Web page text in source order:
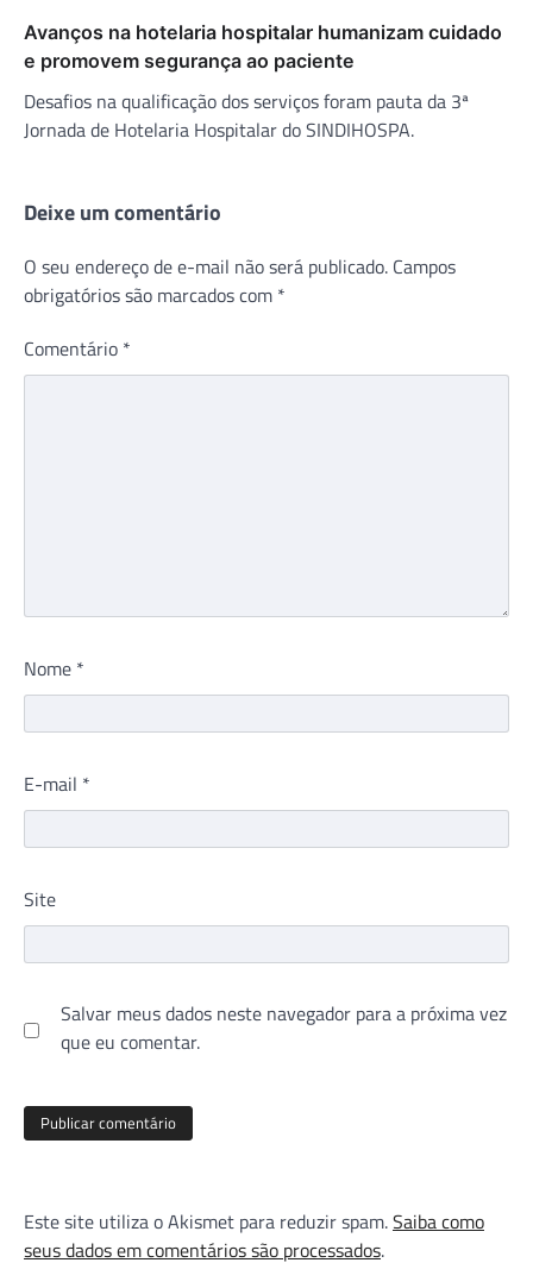
Avanços na hotelaria hospitalar humanizam cuidado
e promovem segurança ao paciente
Desafios na qualificação dos serviços foram pauta da 3ª
Jornada de Hotelaria Hospitalar do SINDIHOSPA.
Deixe um comentário
O seu endereço de e-mail não será publicado. Campos
obrigatórios são marcados com *
Comentário *
Nome *
E-mail *
Site
Salvar meus dados neste navegador para a próxima vez
que eu comentar.
Este site utiliza o Akismet para reduzir spam.Saiba como
seus dados em comentários são processados.